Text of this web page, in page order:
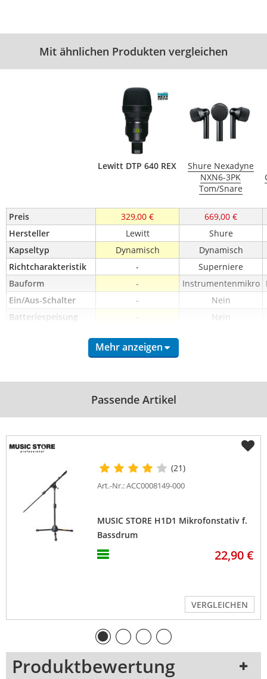
Mit ähnlichen Produkten vergleichen
Lewitt DTP 640 REX
Shure Nexadyne
NXN6-3PK
Tom/Snare
Preis 329,00 €
669,00 €
Hersteller
Lewitt
Shure
Kapseltyp
Dynamisch
Dynamisch
Richtcharakteristik
-
Superniere
Bauform
- Instrumentenmikro
Ein/Aus-Schalter
-
Nein
Batteriespeisung
-
Nein
Ja
Übertragungsbereic
20 -
Schwanenhals -
-
inkl.
Reduziergewinde
Mehr anzeigen
Passende Artikel
(21)
Art.-Nr.: ACC0008149-000
MUSIC STORE H1D1 Mikrofonstativ f.
Bassdrum
22,90 €
VERGLEICHEN
Produktbewertung